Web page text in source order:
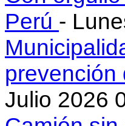
Perú -
Julio 2026